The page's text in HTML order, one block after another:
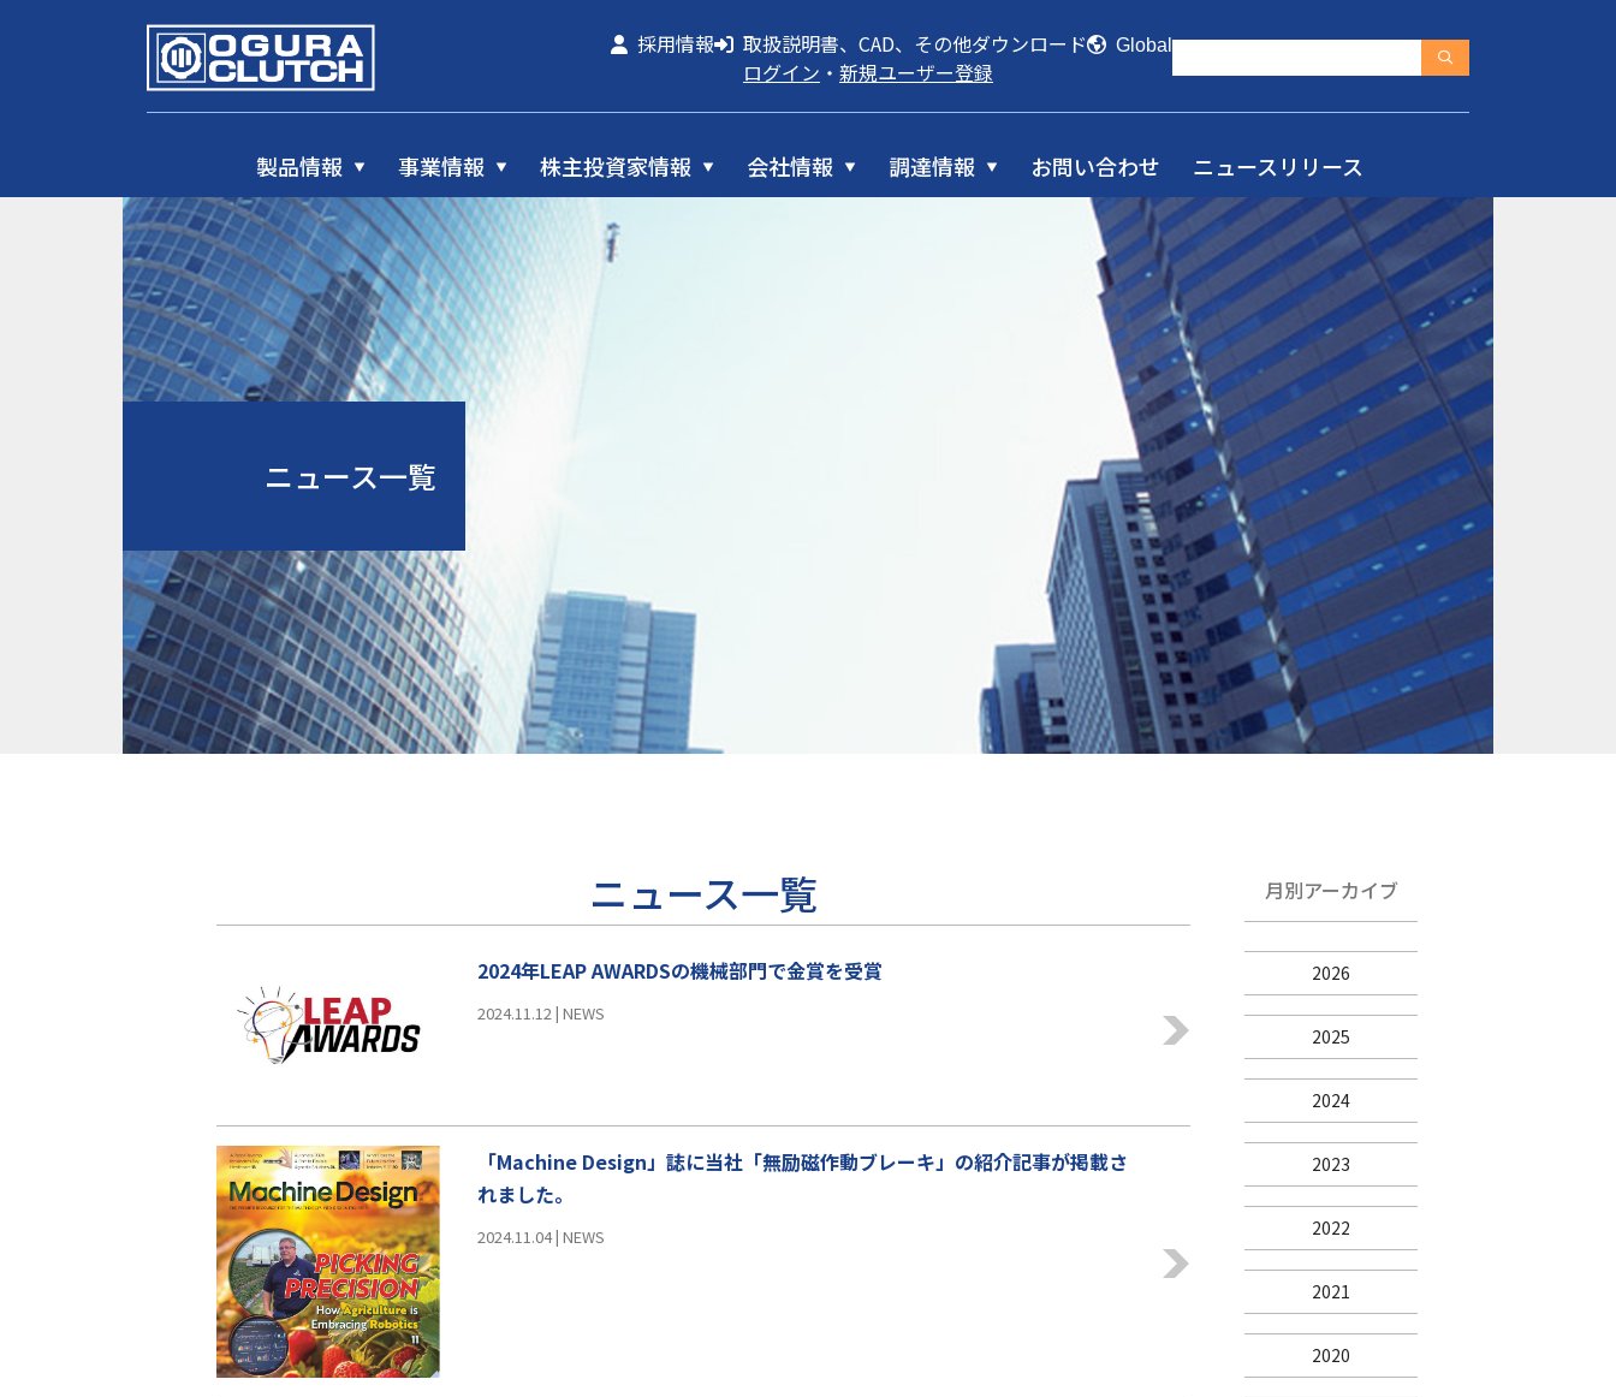
採用情報
取扱説明書、CAD、その他ダウンロード
ログイン ・ 新規ユーザー登録
Global
製品情報 事業情報 株主投資家情報 会社情報 調達情報 お問い合わせ ニュースリリース
ニュース一覧
ニュース一覧
2024年LEAP AWARDSの機械部門で金賞を受賞
2024.11.12|NEWS
「Machine Design」誌に当社「無励磁作動ブレーキ」の紹介記事が掲載さ
れました。
2024.11.04|NEWS
月別アーカイブ
2026
2025
2024
2023
2022
2021
2020